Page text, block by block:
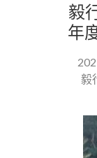
毅
年
毅